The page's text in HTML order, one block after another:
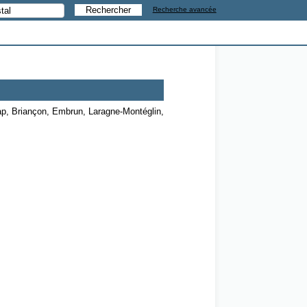
Recherche avancée
Briançon, Embrun, Laragne-Montéglin,